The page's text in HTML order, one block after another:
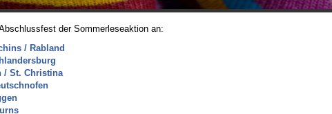
der Sommerleseaktion an:
/ Rabland
/ St. Christina